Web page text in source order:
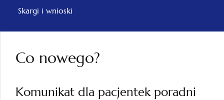
Skargi i wnioski
Co nowego?
Komunikat dla pacjentek poradni